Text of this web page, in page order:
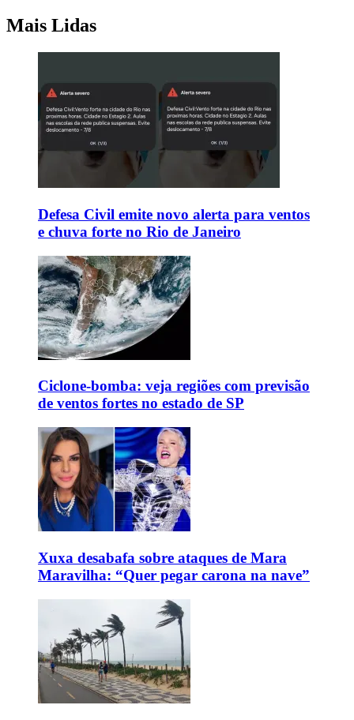
Mais Lidas
Defesa Civil emite novo alerta para ventos
e chuva forte no Rio de Janeiro
Ciclone-bomba: veja regiões com previsão
de ventos fortes no estado de SP
Xuxa desabafa sobre ataques de Mara
Maravilha: “Quer pegar carona na nave”